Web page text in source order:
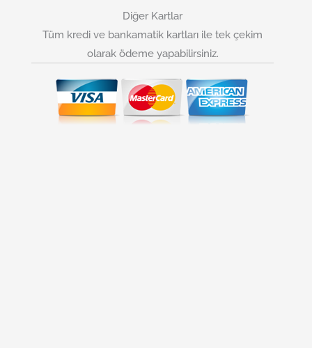
Diğer Kartlar
Tüm kredi ve bankamatik kartları ile tek çekim
olarak ödeme yapabilirsiniz.